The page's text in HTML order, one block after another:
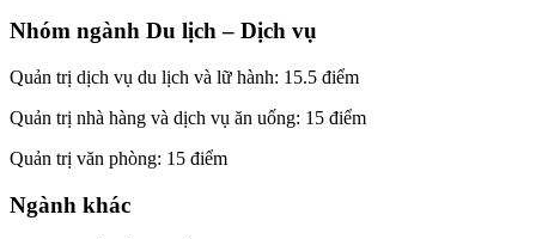
Nhóm ngành Du lịch – Dịch vụ
Quản trị dịch vụ du lịch và lữ hành: 15.5 điểm
Quản trị nhà hàng và dịch vụ ăn uống: 15 điểm
Quản trị văn phòng: 15 điểm
Ngành khác